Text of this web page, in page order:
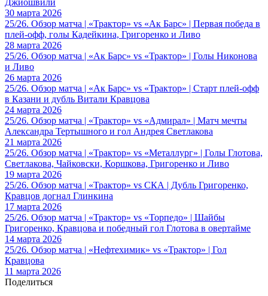
30 марта 2026
25/26. Обзор матча | «Трактор» vs «Ак Барс» | Первая победа в
плей-офф, голы Кадейкина, Григоренко и Ливо
28 марта 2026
25/26. Обзор матча | «Ак Барс» vs «Трактор» | Голы Никонова
и Ливо
26 марта 2026
25/26. Обзор матча | «Ак Барс» vs «Трактор» | Старт плей-офф
в Казани и дубль Витали Кравцова
24 марта 2026
25/26. Обзор матча | «Трактор» vs «Адмирал» | Матч мечты
Александра Тертышного и гол Андрея Светлакова
21 марта 2026
25/26. Обзор матча | «Трактор» vs «Металлург» | Голы Глотова,
Светлакова, Чайковски, Коршкова, Григоренко и Ливо
19 марта 2026
25/26. Обзор матча | «Трактор» vs СКА | Дубль Григоренко,
Кравцов догнал Глинкина
17 марта 2026
25/26. Обзор матча | «Трактор» vs «Торпедо» | Шайбы
Григоренко, Кравцова и победный гол Глотова в овертайме
14 марта 2026
25/26. Обзор матча | «Нефтехимик» vs «Трактор» | Гол
Кравцова
11 марта 2026
Поделиться